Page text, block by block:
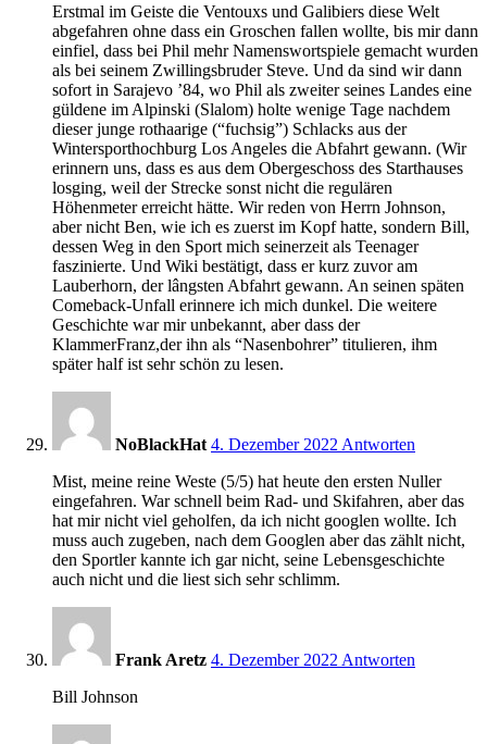
Erstmal im Geiste die Ventouxs und Galibiers diese Welt
abgefahren ohne dass ein Groschen fallen wollte, bis mir dann
einfiel, dass bei Phil mehr Namenswortspiele gemacht wurden
als bei seinem Zwillingsbruder Steve. Und da sind wir dann
sofort in Sarajevo ’84, wo Phil als zweiter seines Landes eine
güldene im Alpinski (Slalom) holte wenige Tage nachdem
dieser junge rothaarige (“fuchsig”) Schlacks aus der
Wintersporthochburg Los Angeles die Abfahrt gewann. (Wir
erinnern uns, dass es aus dem Obergeschoss des Starthauses
losging, weil der Strecke sonst nicht die regulären
Höhenmeter erreicht hätte. Wir reden von Herrn Johnson,
aber nicht Ben, wie ich es zuerst im Kopf hatte, sondern Bill,
dessen Weg in den Sport mich seinerzeit als Teenager
faszinierte. Und Wiki bestätigt, dass er kurz zuvor am
Lauberhorn, der lângsten Abfahrt gewann. An seinen späten
Comeback-Unfall erinnere ich mich dunkel. Die weitere
Geschichte war mir unbekannt, aber dass der
KlammerFranz,der ihn als “Nasenbohrer” titulieren, ihm
später half ist sehr schön zu lesen.
NoBlackHat 4. Dezember 2022 Antworten
Mist, meine reine Weste (5/5) hat heute den ersten Nuller
eingefahren. War schnell beim Rad- und Skifahren, aber das
hat mir nicht viel geholfen, da ich nicht googlen wollte. Ich
muss auch zugeben, nach dem Googlen aber das zählt nicht,
den Sportler kannte ich gar nicht, seine Lebensgeschichte
auch nicht und die liest sich sehr schlimm.
Frank Aretz 4. Dezember 2022 Antworten
Bill Johnson